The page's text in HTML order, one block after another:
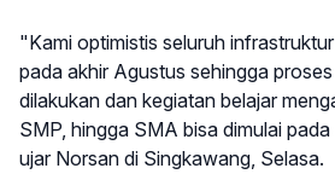
"Kami optimistis seluruh
pada akhir Agustus sehingga
dilakukan dan kegiatan belajar
SMP, hingga SMA bisa dimulai
ujar Norsan di Singkawang, Selasa.